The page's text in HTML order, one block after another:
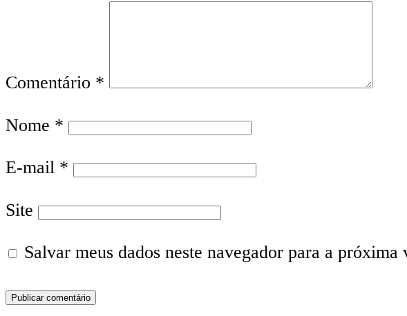
Comentário *
Nome *
E-mail *
Site
Salvar meus dados neste navegador para a próxima